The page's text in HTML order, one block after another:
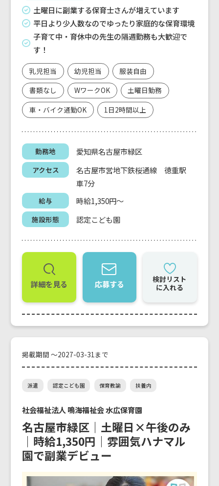
土曜日に副業する保育士さんが増えています
平日より少人数なのでゆったり家庭的な保育環境
子育て中・育休中の先生の隔週勤務も大歓迎で
す！
乳児担当 幼児担当
服装自由
書類なし
WワークOK
土曜日勤務
車・バイク通勤OK
1日2時間以上
勤務地 愛知県名古屋市緑区
アクセス
名古屋市営地下鉄桜通線 徳重駅
車7分
給与 時給1,350円～
施設形態 認定こども園
詳細を見る 応募する
検討リスト
に入れる
掲載期間 ～2027-03-31まで
派遣 認定こども園 保育教諭 扶養内
社会福祉法人 鳴海福祉会 水広保育園
名古屋市緑区｜土曜日×午後のみ
｜時給1,350円｜雰囲気ハナマル
園で副業デビュー